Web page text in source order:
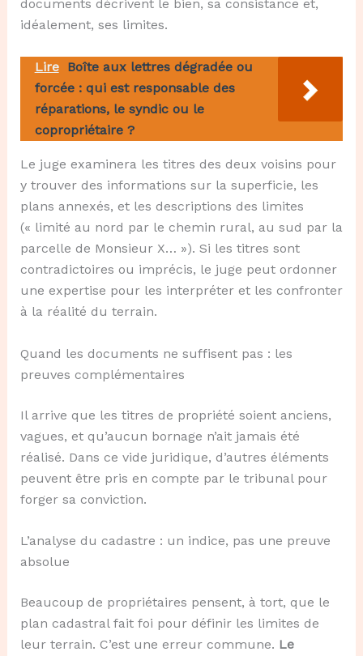
documents décrivent le bien, sa consistance et,
idéalement, ses limites.
Lire Boîte aux lettres dégradée ou
forcée : qui est responsable des
réparations, le syndic ou le
copropriétaire ?
Le juge examinera les titres des deux voisins pour
y trouver des informations sur la superficie, les
plans annexés, et les descriptions des limites
(« limité au nord par le chemin rural, au sud par la
parcelle de Monsieur X… »). Si les titres sont
contradictoires ou imprécis, le juge peut ordonner
une expertise pour les interpréter et les confronter
à la réalité du terrain.
Quand les documents ne suffisent pas : les
preuves complémentaires
Il arrive que les titres de propriété soient anciens,
vagues, et qu’aucun bornage n’ait jamais été
réalisé. Dans ce vide juridique, d’autres éléments
peuvent être pris en compte par le tribunal pour
forger sa conviction.
L’analyse du cadastre : un indice, pas une preuve
absolue
Beaucoup de propriétaires pensent, à tort, que le
plan cadastral fait foi pour définir les limites de
leur terrain. C’est une erreur commune. Le